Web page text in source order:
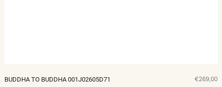
BUDDHA TO BUDDHA 001J02605D71 €269,00